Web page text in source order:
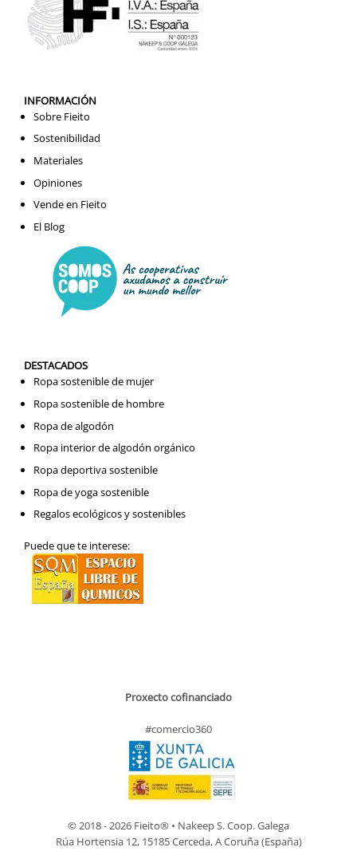
INFORMACIÓN
Sobre Fieito
Sostenibilidad
Materiales
Opiniones
Vende en Fieito
El Blog
DESTACADOS
Ropa sostenible de mujer
Ropa sostenible de hombre
Ropa de algodón
Ropa interior de algodón orgánico
Ropa deportiva sostenible
Ropa de yoga sostenible
Regalos ecológicos y sostenibles
Puede que te interese:
Proxecto cofinanciado
#comercio360
© 2018 - 2026 Fieito® • Nakeep S. Coop. Galega
Rúa Hortensia 12, 15185 Cerceda, A Coruña (España)